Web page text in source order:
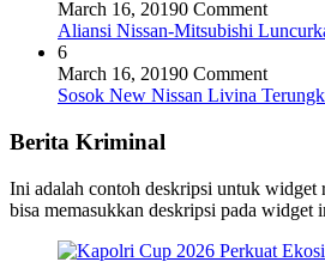
March 16, 20190 Comment
Aliansi Nissan-Mitsubishi
6
March 16, 20190 Comment
Sosok New Nissan Livina
Berita Kriminal
Ini adalah contoh deskripsi untuk widget
bisa memasukkan deskripsi pada widget